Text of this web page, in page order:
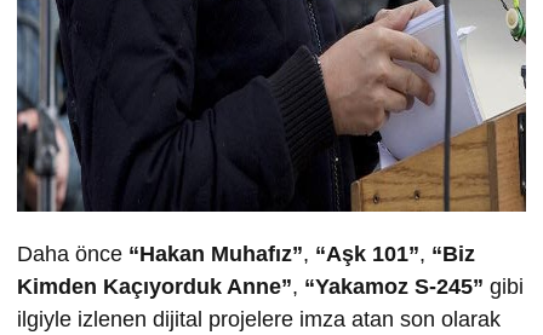
Daha önce “Hakan Muhafız”, “Aşk 101”, “Biz
Kimden Kaçıyorduk Anne”, “Yakamoz S-245” gibi
ilgiyle izlenen dijital projelere imza atan son olarak